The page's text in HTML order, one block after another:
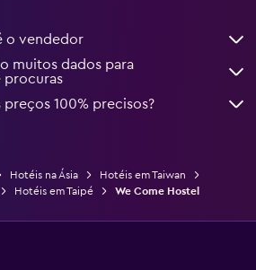
o vendedor
muitos dados para
procuras
preços 100% precisos?
Hotéis na Ásia
Hotéis em Taiwan
Hotéis em Taipé We Come Hostel